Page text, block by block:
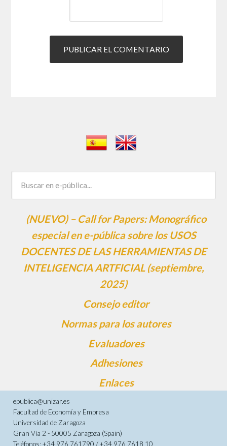
(NUEVO) – Call for Papers: Monográfico
especial en e-pública sobre los USOS
DOCENTES DE LAS HERRAMIENTAS DE
INTELIGENCIA ARTFICIAL (septiembre,
2025)
Consejo editor
Normas para los autores
Evaluadores
Adhesiones
Enlaces
epublica@unizar.es
Facultad de Economía y Empresa
Universidad de Zaragoza
Gran Vía 2 - 50005 Zaragoza (Spain)
Teléfonos: +34 976 761790 / +34 976 7618 10